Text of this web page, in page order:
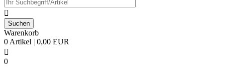

Warenkorb
0 Artikel | 0,00 EUR

0